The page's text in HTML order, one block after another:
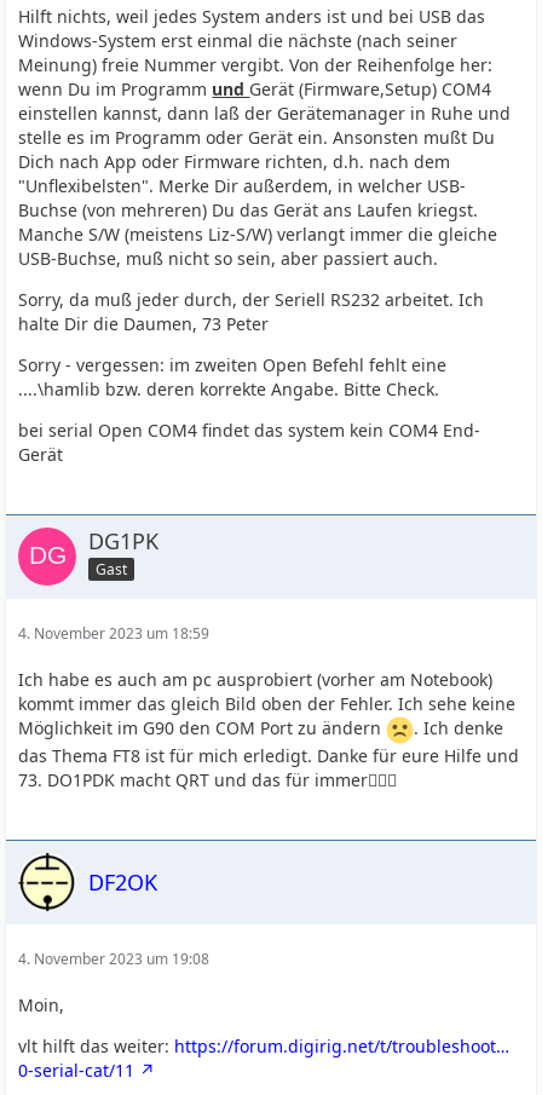
Hilft nichts, weil jedes System anders ist und bei USB das
Windows-System erst einmal die nächste (nach seiner
Meinung) freie Nummer vergibt. Von der Reihenfolge her:
wenn Du im Programm und Gerät (Firmware,Setup) COM4
einstellen kannst, dann laß der Gerätemanager in Ruhe und
stelle es im Programm oder Gerät ein. Ansonsten mußt Du
Dich nach App oder Firmware richten, d.h. nach dem
"Unflexibelsten". Merke Dir außerdem, in welcher USB-
Buchse (von mehreren) Du das Gerät ans Laufen kriegst.
Manche S/W (meistens Liz-S/W) verlangt immer die gleiche
USB-Buchse, muß nicht so sein, aber passiert auch.
Sorry, da muß jeder durch, der Seriell RS232 arbeitet. Ich
halte Dir die Daumen, 73 Peter
Sorry - vergessen: im zweiten Open Befehl fehlt eine
....\hamlib bzw. deren korrekte Angabe. Bitte Check.
bei serial Open COM4 findet das system kein COM4 End-
Gerät
DG1PK
Gast
4. November 2023 um 18:59
Ich habe es auch am pc ausprobiert (vorher am Notebook)
kommt immer das gleich Bild oben der Fehler. Ich sehe keine
Möglichkeit im G90 den COM Port zu ändern
. Ich denke
das Thema FT8 ist für mich erledigt. Danke für eure Hilfe und
73. DO1PDK macht QRT und das für immer🙋🏼‍♂️
DF2OK
4. November 2023 um 19:08
Moin,
vlt hilft das weiter: https://forum.digirig.net/t/troubleshoot…
0-serial-cat/11